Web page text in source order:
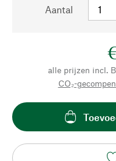
Aantal
alle prijzen incl.
CO₂-